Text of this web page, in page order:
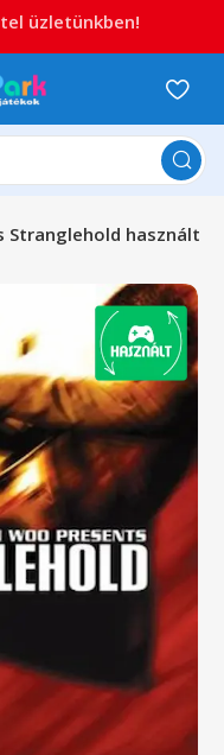
Stranglehold használt
üzletünkben!